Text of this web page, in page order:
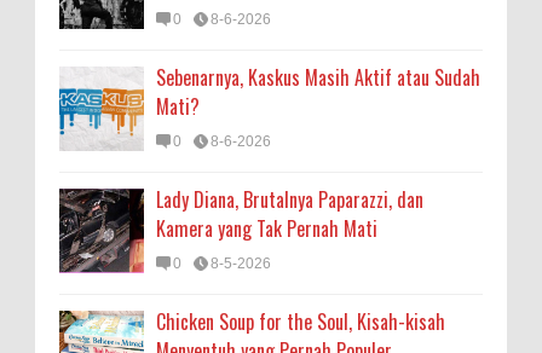
0 8-6-2026
Sebenarnya, Kaskus Masih Aktif atau Sudah
Mati?
0 8-6-2026
Lady Diana, Brutalnya Paparazzi, dan
Kamera yang Tak Pernah Mati
0 8-5-2026
Chicken Soup for the Soul, Kisah-kisah